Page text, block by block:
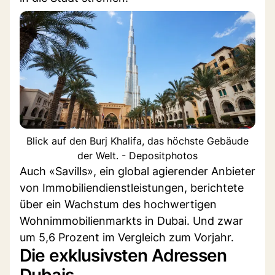
Blick auf den Burj Khalifa, das höchste Gebäude
der Welt. - Depositphotos
Auch «Savills», ein global agierender Anbieter
von Immobiliendienstleistungen, berichtete
über ein Wachstum des hochwertigen
Wohnimmobilienmarkts in Dubai. Und zwar
um 5,6 Prozent im Vergleich zum Vorjahr.
Die exklusivsten Adressen